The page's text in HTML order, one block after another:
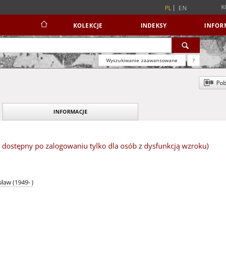
PL EN
KOLEKCJE INDEKSY
Wyszukiwanie zaawansowane ?
INFORMACJE
po zalogowaniu tylko dla osób z dysfunkcją wzroku)
(1949- )